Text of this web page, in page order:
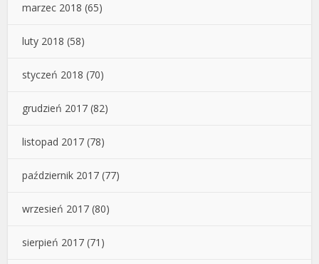
marzec 2018 (65)
luty 2018 (58)
styczeń 2018 (70)
grudzień 2017 (82)
listopad 2017 (78)
październik 2017 (77)
wrzesień 2017 (80)
sierpień 2017 (71)